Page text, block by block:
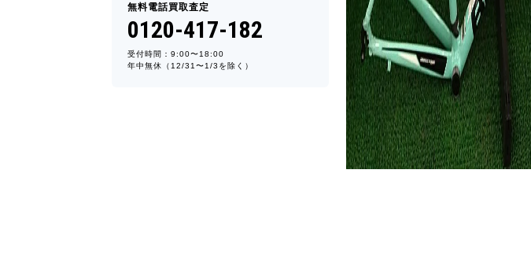
無料電話買取査定
0120-417-182
受付時間：9:00〜18:00
年中無休（12/31〜1/3を除く）